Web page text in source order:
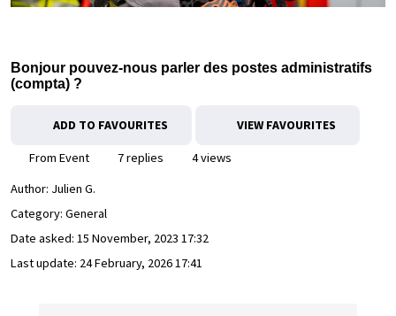
Bonjour pouvez-nous parler des postes administratifs
(compta) ?
ADD TO FAVOURITES VIEW FAVOURITES
From Event 7 replies
4 views
Author: Julien G.
Category: General
Date asked: 15 November, 2023 17:32
Last update: 24 February, 2026 17:41